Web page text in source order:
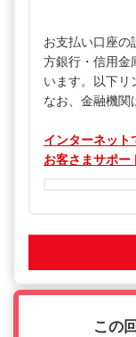
お支払い口座の
方銀行・信用金
います。以下リ
なお、金融機関
インターネット
お客さまサポー
この